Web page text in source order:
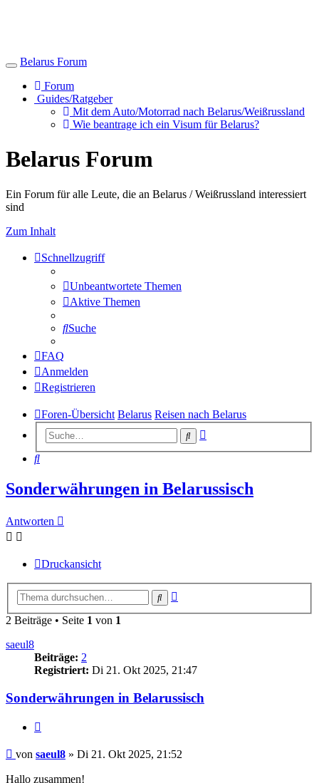
Toggle
navigation
Belarus Forum
Forum
Guides/Ratgeber
Mit dem Auto/Motorrad nach Belarus/Weißrussland
Wie beantrage ich ein Visum für Belarus?
Belarus Forum
Ein Forum für alle Leute, die an Belarus / Weißrussland interessiert
sind
Zum Inhalt
Schnellzugriff
Unbeantwortete Themen
Aktive Themen
Suche
FAQ
Anmelden
Registrieren
Foren-Übersicht Belarus Reisen nach Belarus
Suche
Suche
Sonderwährungen in Belarussisch
Antworten
Druckansicht
Suche
2 Beiträge • Seite 1 von 1
saeul8
Beiträge: 2
Registriert: Di 21. Okt 2025, 21:47
Sonderwährungen in Belarussisch
Beitrag
von saeul8 » Di 21. Okt 2025, 21:52
Hallo zusammen!